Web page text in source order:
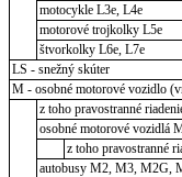
motocykle L3e, L4e
motorové trojkolky L5e
štvorkolky L6e, L7e
LS - snežný skúter
M - osobné motorové vozidlo
z toho pravostranné
osobné motorové vozidlá
z toho pravostranné
autobusy M2, M3, M2G,